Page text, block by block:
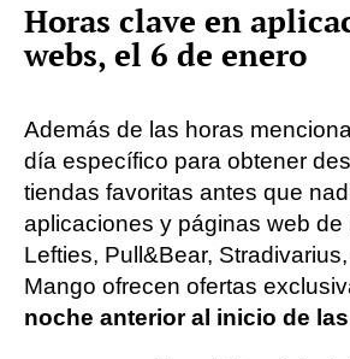
Horas clave en
webs, el 6 de enero
Además de las horas
día específico para obtener
tiendas favoritas antes que
aplicaciones y páginas web de
Lefties, Pull&Bear,
Mango ofrecen ofertas
noche anterior al inicio de